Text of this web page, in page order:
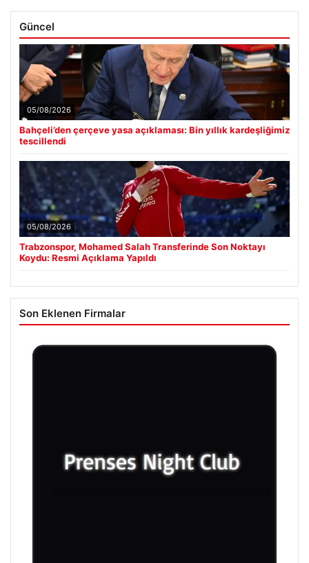
Güncel
05/08/2026
Bahçeli’den çerçeve yasa açıklaması: Bin yıllık kardeşliğimiz
tescillendi
05/08/2026
Trabzonspor, Mohamed Salah Transferinde Son Noktayı
Koydu: Resmi Açıklama Yapıldı
Son Eklenen Firmalar